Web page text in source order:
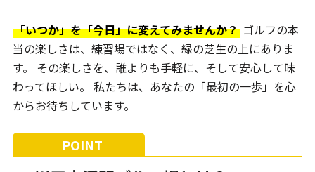
「いつか」を「今日」に変えてみませんか？ゴルフの本
当の楽しさは、練習場ではなく、緑の芝生の上にありま
す。 その楽しさを、誰よりも手軽に、そして安心して味
わってほしい。 私たちは、あなたの「最初の一歩」を心
からお待ちしています。